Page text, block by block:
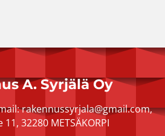
A. Syrjälä Oy
rakennussyrjala@gmail.com,
32280 METSÄKORPI